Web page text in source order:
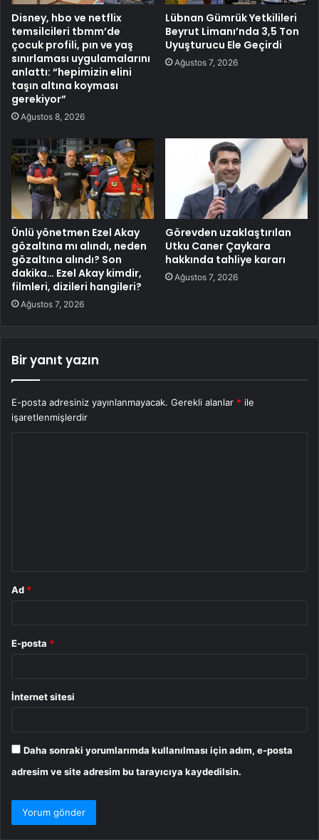
Disney, hbo ve netflix
temsilcileri tbmm’de
çocuk profili, pın ve yaş
sınırlaması uygulamalarını
anlattı: “hepimizin elini
taşın altına koyması
gerekiyor”
Ağustos 8, 2026
Lübnan Gümrük Yetkilileri
Beyrut Limanı’nda 3,5 Ton
Uyuşturucu Ele Geçirdi
Ağustos 7, 2026
Ünlü yönetmen Ezel Akay
gözaltına mı alındı, neden
gözaltına alındı? Son
dakika… Ezel Akay kimdir,
filmleri, dizileri hangileri?
Ağustos 7, 2026
Görevden uzaklaştırılan
Utku Caner Çaykara
hakkında tahliye kararı
Ağustos 7, 2026
Bir yanıt yazın
E-posta adresiniz yayınlanmayacak. Gerekli alanlar * ile
işaretlenmişlerdir
Ad *
E-posta *
İnternet sitesi
Daha sonraki yorumlarımda kullanılması için adım, e-posta
adresim ve site adresim bu tarayıcıya kaydedilsin.